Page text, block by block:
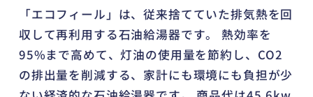
「エコフィール」は、従来捨てていた排気熱を回
収して再利用する石油給湯器です。 熱効率を
95%まで高めて、灯油の使用量を節約し、CO2
の排出量を削減する、家計にも環境にも負担が少